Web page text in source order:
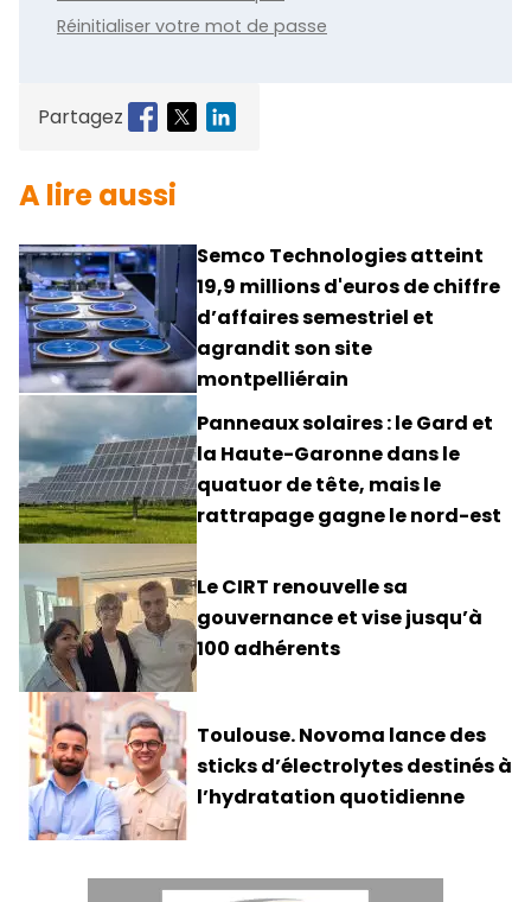
Réinitialiser votre mot de passe
Partagez
A lire aussi
Semco Technologies atteint
19,9 millions d'euros de chiffre
d’affaires semestriel et
agrandit son site
montpelliérain
Panneaux solaires : le Gard et
la Haute-Garonne dans le
quatuor de tête, mais le
rattrapage gagne le nord-est
Le CIRT renouvelle sa
gouvernance et vise jusqu’à
100 adhérents
Toulouse. Novoma lance des
sticks d’électrolytes destinés à
l’hydratation quotidienne